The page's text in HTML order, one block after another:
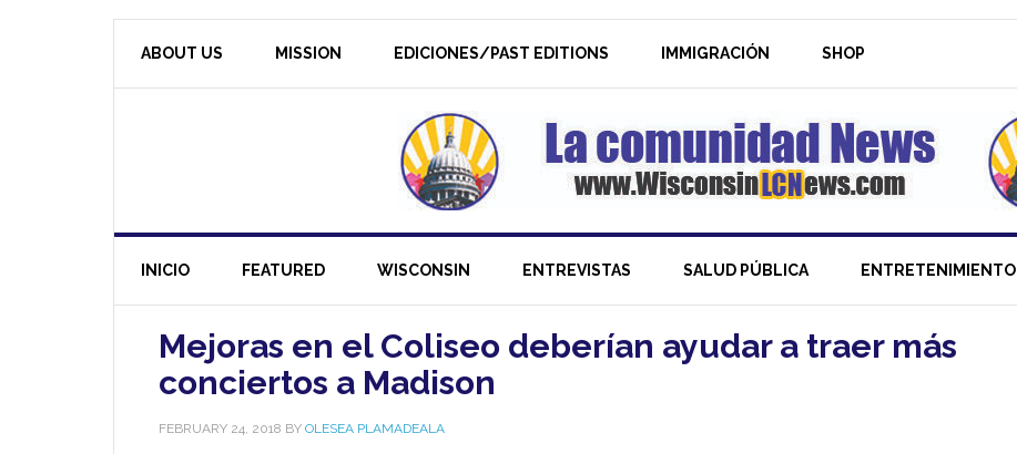
ABOUT US MISSION EDICIONES/PAST EDITIONS IMMIGRACIÓN SHOP
INICIO FEATURED WISCONSIN ENTREVISTAS SALUD PÚBLICA ENTRETENIMIENTO
Mejoras en el Coliseo deberían ayudar a traer más
conciertos a Madison
FEBRUARY 24, 2018 BY OLESEA PLAMADEALA